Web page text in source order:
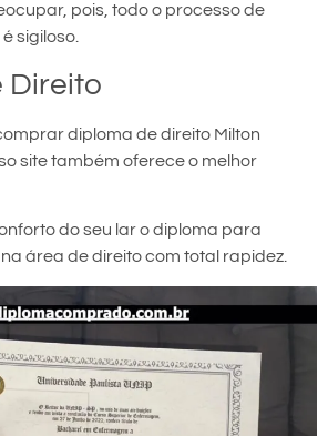
pois, todo o processo de
sigiloso.
Direito
diploma de direito Milton
site também oferece o melhor
do seu lar o diploma para
área de direito com total rapidez.